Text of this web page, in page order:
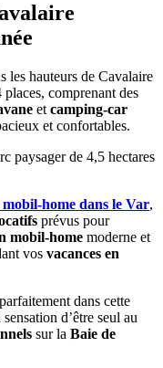
les hauteurs de Cavalaire
comprenant des
et camping-car
et confortables.
paysager de 4,5 hectares
home dans le Var,
prévus pour
mobil-home moderne et
vos vacances en
dans cette
d’être seul au
sur la Baie de